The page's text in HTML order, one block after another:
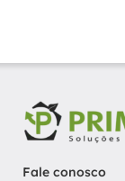
Fale conosco